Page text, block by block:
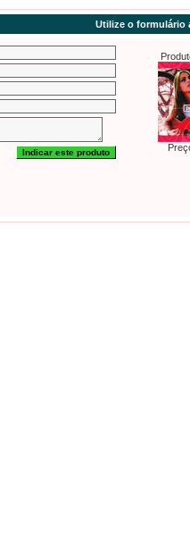
Utilize o formulário